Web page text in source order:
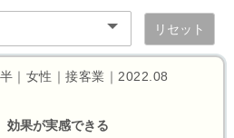
リセット
｜女性｜接客業｜2022.08
効果が実感できる